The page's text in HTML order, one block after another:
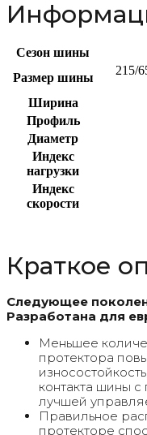
Сезон шины
Размер шины
215/
Ширина
Профиль
Диаметр
Индекс
нагрузки
Индекс
скорости
Краткое
Следующее
Разработана для
Меньшее
протектора
контакта шины с
лучшей
Правильное
протекторе